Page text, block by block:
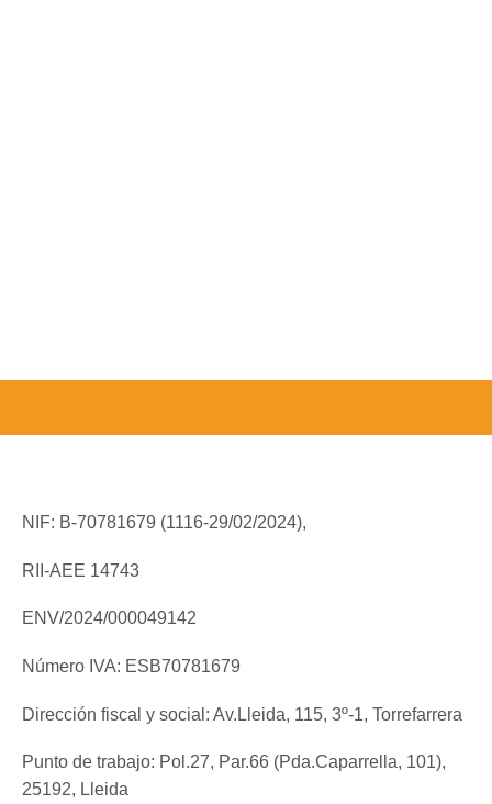
NIF: B-70781679 (1116-29/02/2024),
RII-AEE 14743
ENV/2024/000049142
Número IVA: ESB70781679
Dirección fiscal y social: Av.Lleida, 115, 3º-1, Torrefarrera
Punto de trabajo: Pol.27, Par.66 (Pda.Caparrella, 101),
25192, Lleida